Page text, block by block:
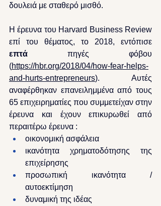
δουλειά με σταθερό μισθό.
Η έρευνα του Harvard Business Review
επτά πηγές φόβου
(https://hbr.org/2018/04/how-fear-helps-
and-hurts-entrepreneurs). Αυτές
αναφέρθηκαν επανειλημμένα από τους
65 επιχειρηματίες που συμμετείχαν στην
έρευνα και έχουν επικυρωθεί από
περαιτέρω έρευνα :
οικονομική ασφάλεια
ικανότητα χρηματοδότησης της
επιχείρησης
προσωπική ικανότητα /
αυτοεκτίμηση
δυναμική της ιδέας